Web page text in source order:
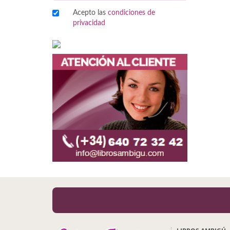
Acepto las condiciones de
privacidad